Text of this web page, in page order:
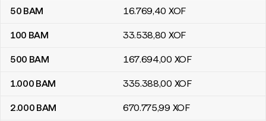
50 BAM 16.769,40 XOF
100 BAM 33.538,80 XOF
500 BAM 167.694,00 XOF
1.000 BAM 335.388,00 XOF
2.000 BAM 670.775,99 XOF